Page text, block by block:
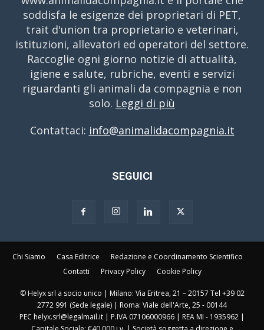
soddisfa le esigenze dei proprietari di PET,
trait d'union tra proprietario e veterinari,
istituzioni, allevatori ed operatori del settore.
Raccoglie ogni giorno notizie di attualità,
igiene e salute, rubriche, eventi e servizi
riguardanti gli animali da compagnia e non
solo. Leggi di più
Contattaci: info@animalidacompagnia.it
SEGUICI
Chi Siamo Casa Editrice
Redazione e Coordinamento Scientifico
Contatti
Privacy Policy Cookie Policy
© Helyx srl a socio unico | Milano: Via Eritrea, 21 – 20157 Tel +39 02
2772 991 (Sede legale) | Roma: Viale dell'Arte, 25 - 00144
PEC helyx.srl@legalmail.it | P.IVA 07106000966 | REA MI - 1935962 |